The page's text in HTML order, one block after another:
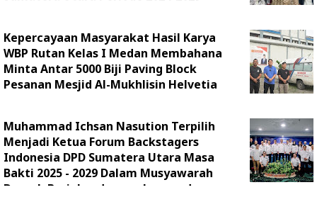
Kepercayaan Masyarakat Hasil Karya
WBP Rutan Kelas I Medan Membahana
Minta Antar 5000 Biji Paving Block
Pesanan Mesjid Al-Mukhlisin Helvetia
Muhammad Ichsan Nasution Terpilih
Menjadi Ketua Forum Backstagers
Indonesia DPD Sumatera Utara Masa
Bakti 2025 - 2029 Dalam Musyawarah
Daerah Berjalan dengan Lancar dan